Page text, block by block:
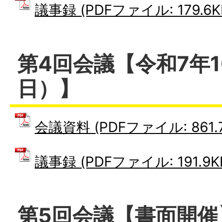
議事録 (PDFファイル:
第4回会議【令和7年
日）】
会議資料 (PDFファイル:
議事録 (PDFファイル:
第5回会議【書面開